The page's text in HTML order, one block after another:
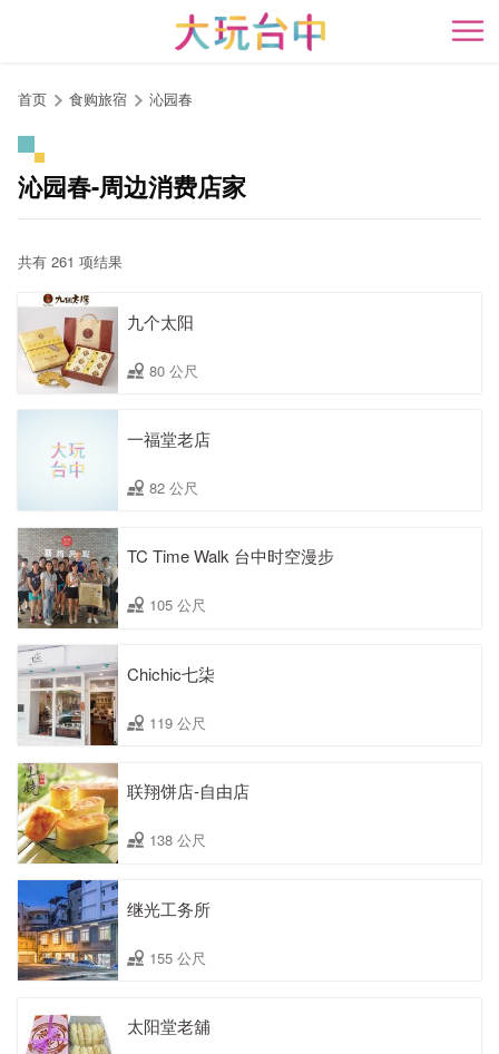
开
首页 食购旅宿 沁园春
沁园春-周边消费店家
共有 261 项结果
九个太阳
80 公尺
一福堂老店
82 公尺
TC Time Walk 台中时空漫步
105 公尺
Chichic七柒
119 公尺
联翔饼店-自由店
138 公尺
继光工务所
155 公尺
太阳堂老舖